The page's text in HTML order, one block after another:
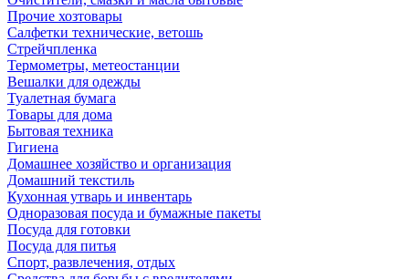
Прочие хозтовары
Салфетки технические, ветошь
Стрейчпленка
Термометры, метеостанции
Вешалки для одежды
Туалетная бумага
Товары для дома
Бытовая техника
Гигиена
Домашнее хозяйство и организация
Домашний текстиль
Кухонная утварь и инвентарь
Одноразовая посуда и бумажные пакеты
Посуда для готовки
Посуда для питья
Спорт, развлечения, отдых